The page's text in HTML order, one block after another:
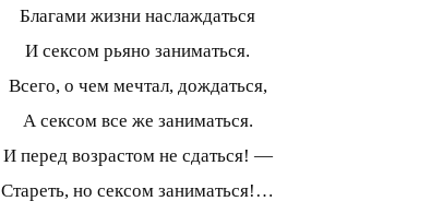
Благами жизни наслаждаться
И сексом рьяно заниматься.
Всего, о чем мечтал, дождаться,
А сексом все же заниматься.
И перед возрастом не сдаться! —
Стареть, но сексом заниматься!…